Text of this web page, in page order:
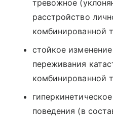
тревожное
расстройство
комбинированной
стойкое
переживания
комбинированной
поведения (в